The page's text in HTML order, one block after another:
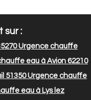
sur :
Urgence chauffe
eau à Avion 62210
51350Urgence chauffe
eau à Lys lez